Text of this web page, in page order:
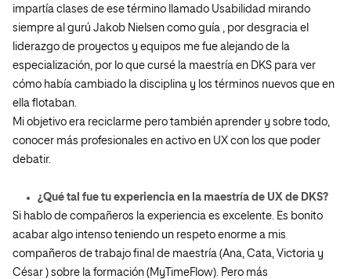
impartía clases de ese término llamado Usabilidad mirando
siempre al gurú Jakob Nielsen como guía , por desgracia el
liderazgo de proyectos y equipos me fue alejando de la
especialización, por lo que cursé la maestría en DKS para ver
cómo había cambiado la disciplina y los términos nuevos que en
ella flotaban.
Mi objetivo era reciclarme pero también aprender y sobre todo,
conocer más profesionales en activo en UX con los que poder
debatir.
¿Qué tal fue tu experiencia en la maestría de UX de DKS?
Si hablo de compañeros la experiencia es excelente. Es bonito
acabar algo intenso teniendo un respeto enorme a mis
compañeros de trabajo final de maestría (Ana, Cata, Victoria y
César ) sobre la formación (MyTimeFlow). Pero más